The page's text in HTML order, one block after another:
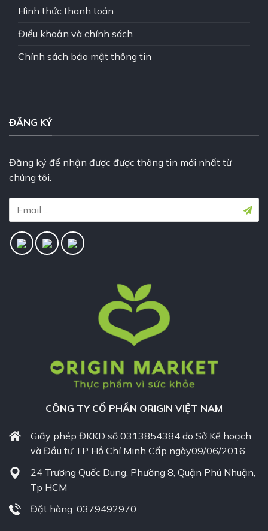
Hình thức thanh toán
Điều khoản và chính sách
Chính sách bảo mật thông tin
ĐĂNG KÝ
Đăng ký để nhận được được thông tin mới nhất từ
chúng tôi.
CÔNG TY CỔ PHẦN ORIGIN VIỆT NAM
Giấy phép ĐKKD số 0313854384 do Sở Kế hoạch
và Đầu tư TP Hồ Chí Minh Cấp ngày09/06/2016
24 Trương Quốc Dung, Phường 8, Quận Phú Nhuận,
Tp HCM
Đặt hàng: 0379492970